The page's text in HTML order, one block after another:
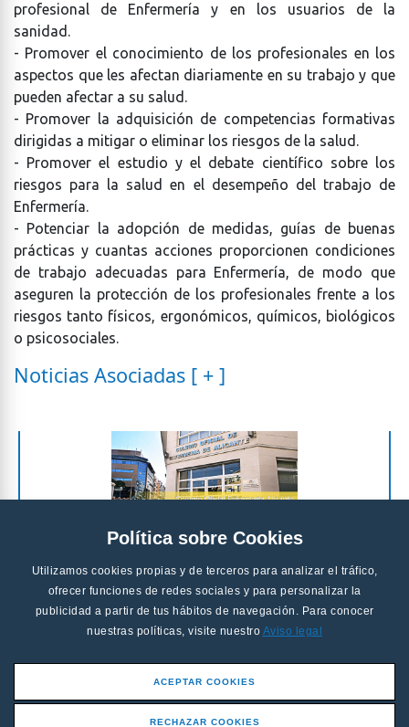
Política sobre Cookies
Utilizamos cookies propias y de terceros para analizar el tráfico,
ofrecer funciones de redes sociales y para personalizar la
publicidad a partir de tus hábitos de navegación. Para conocer
nuestras políticas, visite nuestro Aviso legal
ACEPTAR COOKIES
RECHAZAR COOKIES
profesional de Enfermería y en los usuarios de la
sanidad.
- Promover el conocimiento de los profesionales en los
aspectos que les afectan diariamente en su trabajo y que
pueden afectar a su salud.
- Promover la adquisición de competencias formativas
dirigidas a mitigar o eliminar los riesgos de la salud.
- Promover el estudio y el debate científico sobre los
riesgos para la salud en el desempeño del trabajo de
Enfermería.
- Potenciar la adopción de medidas, guías de buenas
prácticas y cuantas acciones proporcionen condiciones
de trabajo adecuadas para Enfermería, de modo que
aseguren la protección de los profesionales frente a los
riesgos tanto físicos, ergonómicos, químicos, biológicos
o psicosociales.
Noticias Asociadas [ + ]